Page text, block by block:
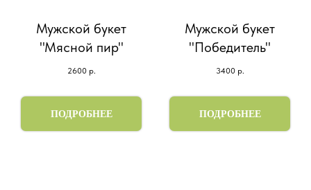
Мужской букет
"Мясной пир"
2600 р.
ПОДРОБНЕЕ
Мужской букет
"Победитель"
3400 р.
ПОДРОБНЕЕ